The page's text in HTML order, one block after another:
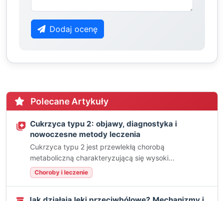
Dodaj ocenę
Polecane Artykuły
Cukrzyca typu 2: objawy, diagnostyka i
nowoczesne metody leczenia
Cukrzyca typu 2 jest przewlekłą chorobą
metaboliczną charakteryzującą się wysoki...
Choroby i leczenie